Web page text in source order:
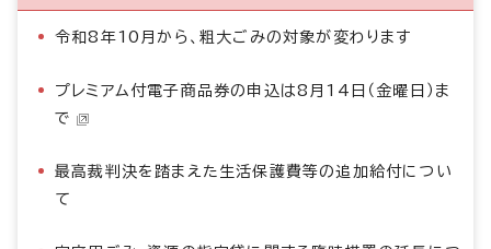
令和8年10月から、粗大ごみの対象が変わります
プレミアム付電子商品券の申込は8月14日（金曜日）ま
で
最高裁判決を踏まえた生活保護費等の追加給付につい
て